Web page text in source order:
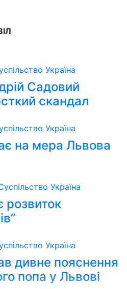
Україна
Садовий
скандал
Україна
на мера Львова
Україна
розвиток
Україна
дивне пояснення
попа у Львові